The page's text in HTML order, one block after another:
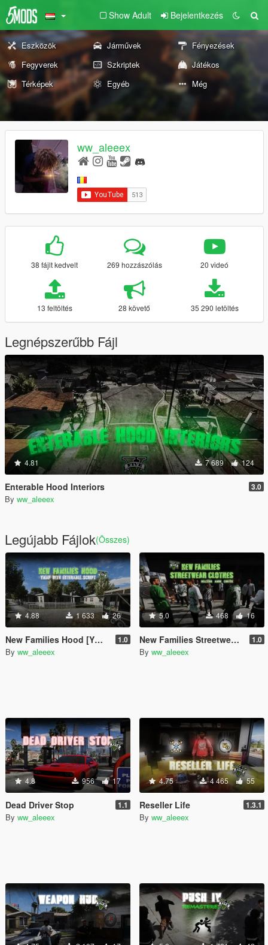
Show Adult Bejelentkezés
Eszközök Járművek
Fényezések
Fegyverek
Szkriptek
Játékos
Térképek
Egyéb Még
ww_aleeex
38 fájlt kedvelt 269 hozzászólás 20 videó
13 feltöltés 28 követő 35 290 letöltés
Legnépszerűbb Fájl
4.81 7 689 124
Enterable Hood Interiors 3.0
By ww_aleeex
Legújabb Fájlok(Összes)
4.88 1 633 26
New Families Hood [YMAP | Enterable Script] 1.0
By ww_aleeex
5.0 468 16
New Families Streetwear (Hood & Gang Clothes) 1.0
By ww_aleeex
4.8 956 17
Dead Driver Stop 1.1
By ww_aleeex
4.75 4 465 55
Reseller Life 1.3.1
By ww_aleeex